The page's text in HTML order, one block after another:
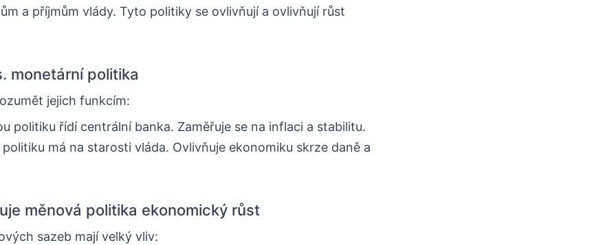
a příjmům vlády. Tyto politiky se ovlivňují a ovlivňují růst
monetární politika
jejich funkcím:
politiku řídí centrální banka. Zaměřuje se na inflaci a stabilitu.
politiku má na starosti vláda. Ovlivňuje ekonomiku skrze daně a
měnová politika ekonomický růst
sazeb mají velký vliv: